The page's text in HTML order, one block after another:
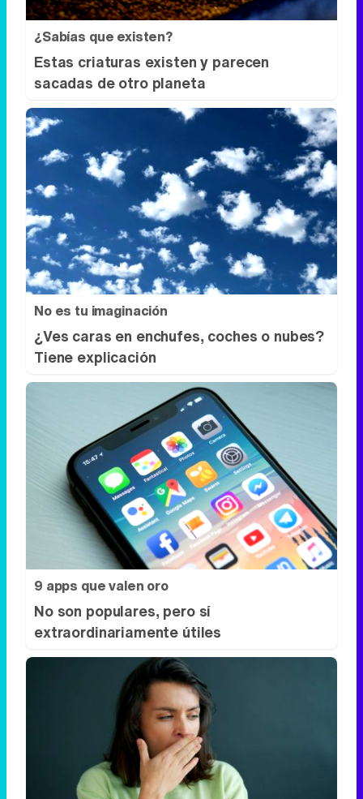
¿Sabías que existen?
Estas criaturas existen y parecen
sacadas de otro planeta
No es tu imaginación
¿Ves caras en enchufes, coches o nubes?
Tiene explicación
9 apps que valen oro
No son populares, pero sí
extraordinariamente útiles